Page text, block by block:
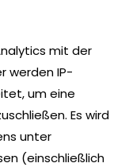
mit der
werden IP-
um eine
Es wird
unter
(einschließlich